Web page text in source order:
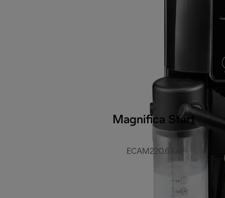
Magnifica Start
ECAM220.63.B